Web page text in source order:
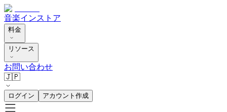
音楽インストア
料金
リソース
お問い合わせ
🇯🇵
ログイン アカウント作成